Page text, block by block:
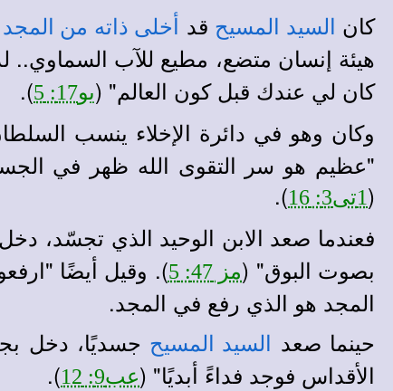
كان
السيد المسيح قد أخلى ذاته من المجد
هيئة إنسان متضع، مطيع للآب السماوي..
كان لي عندك قبل كون العالم" (يو17: 5
).
وكان وهو في دائرة الإخلاء ينسب
"عظيم هو سر التقوى الله ظهر في
(1تى3: 16
).
فعندما صعد الابن الوحيد الذي تجسّد،
بصوت البوق" (مز 47: 5 ). وقيل أيضًا
المجد هو الذي رفع في المجد.
حينما صعد
السيد المسيح جسديًا، دخل
الأقداس فوجد فداءً أبديًا" (عب9: 12
).